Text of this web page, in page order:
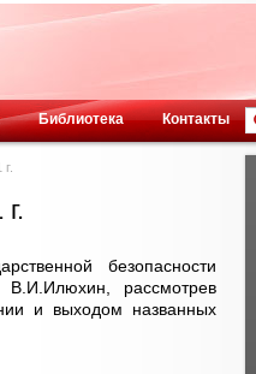
Библиотека Контакты
безопасности
В.И.Илюхин, рассмотрев
и выходом названных